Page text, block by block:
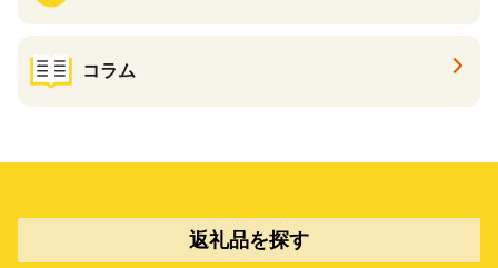
コラム
返礼品を探す